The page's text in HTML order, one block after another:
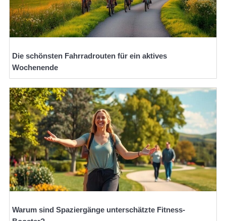
Die schönsten Fahrradrouten für ein aktives
Wochenende
Warum sind Spaziergänge unterschätzte Fitness-